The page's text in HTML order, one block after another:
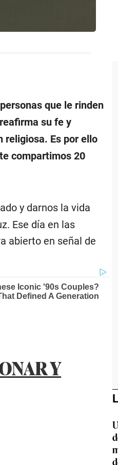
que le rinden
su fe y
religiosa. Es por ello
compartimos 20
y darnos la vida
Ese día en las
abierto en señal de
Y